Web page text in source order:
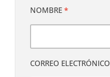
NOMBRE *
CORREO ELECTRÓNICO